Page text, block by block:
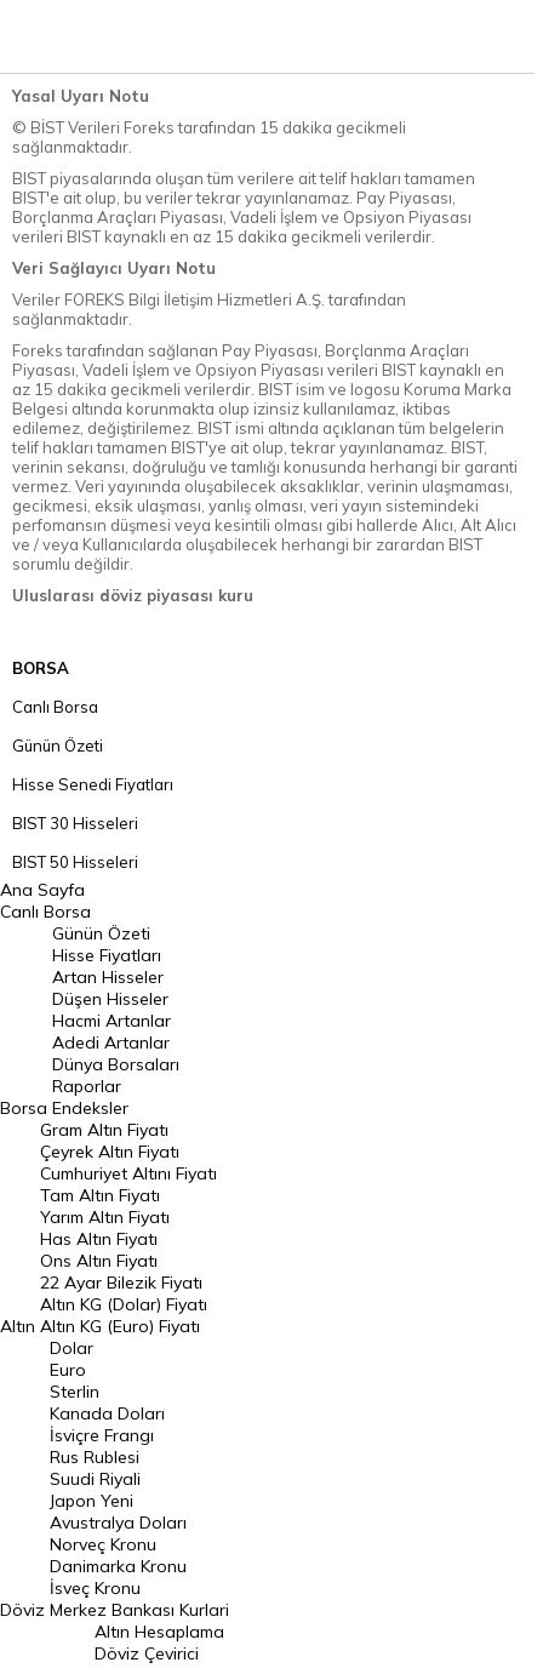
Yasal Uyarı Notu
© BİST Verileri Foreks tarafından 15 dakika gecikmeli
sağlanmaktadır.
BIST piyasalarında oluşan tüm verilere ait telif hakları tamamen
BIST'e ait olup, bu veriler tekrar yayınlanamaz. Pay Piyasası,
Borçlanma Araçları Piyasası, Vadeli İşlem ve Opsiyon Piyasası
verileri BIST kaynaklı en az 15 dakika gecikmeli verilerdir.
Veri Sağlayıcı Uyarı Notu
Veriler FOREKS Bilgi İletişim Hizmetleri A.Ş. tarafından
sağlanmaktadır.
Foreks tarafından sağlanan Pay Piyasası, Borçlanma Araçları
Piyasası, Vadeli İşlem ve Opsiyon Piyasası verileri BIST kaynaklı en
az 15 dakika gecikmeli verilerdir. BIST isim ve logosu Koruma Marka
Belgesi altında korunmakta olup izinsiz kullanılamaz, iktibas
edilemez, değiştirilemez. BIST ismi altında açıklanan tüm belgelerin
telif hakları tamamen BIST'ye ait olup, tekrar yayınlanamaz. BIST,
verinin sekansı, doğruluğu ve tamlığı konusunda herhangi bir garanti
vermez. Veri yayınında oluşabilecek aksaklıklar, verinin ulaşmaması,
gecikmesi, eksik ulaşması, yanlış olması, veri yayın sistemindeki
perfomansın düşmesi veya kesintili olması gibi hallerde Alıcı, Alt Alıcı
ve / veya Kullanıcılarda oluşabilecek herhangi bir zarardan BIST
sorumlu değildir.
Uluslarası döviz piyasası kuru
BORSA
Canlı Borsa
Günün Özeti
Hisse Senedi Fiyatları
BIST 30 Hisseleri
BIST 50 Hisseleri
BIST 100 Hisseleri
En Çok Artan Hisseler
En Çok Düşen Hisseler
Hacmi Artanlar
Geçmiş Kapanışlar
Dünya Borsaları
Raporlar
Endeksler
DÖVİZ
Döviz Kuru
Dolar Kuru
Euro Kuru
Pound Kuru
Frank Kuru
Riyal Kuru
Avustralya Doları
Danimarka Kronu Kuru
Kanada Doları Kuru
Norveç Kronu Kuru
İsveç Kronu Kuru
Ana Sayfa
Canlı Borsa
Borsa
Günün Özeti
Hisse Fiyatları
Artan Hisseler
Düşen Hisseler
Hacmi Artanlar
Adedi Artanlar
Dünya Borsaları
Raporlar
Endeksler
Altın
Gram Altın Fiyatı
Çeyrek Altın Fiyatı
Cumhuriyet Altını Fiyatı
Tam Altın Fiyatı
Yarım Altın Fiyatı
Has Altın Fiyatı
Ons Altın Fiyatı
22 Ayar Bilezik Fiyatı
Altın KG (Dolar) Fiyatı
Altın KG (Euro) Fiyatı
Döviz
Dolar
Euro
Sterlin
Kanada Doları
İsviçre Frangı
Rus Rublesi
Suudi Riyali
Japon Yeni
Avustralya Doları
Norveç Kronu
Danimarka Kronu
İsveç Kronu
Merkez Bankası Kurlari
Altın Hesaplama
Döviz Çevirici